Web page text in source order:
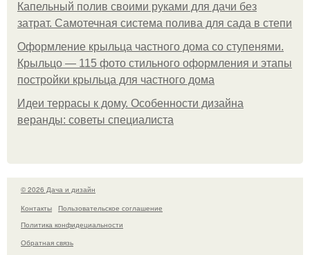
Капельный полив своими руками для дачи без
затрат. Самотечная система полива для сада в степи
Оформление крыльца частного дома со ступенями.
Крыльцо — 115 фото стильного оформления и этапы
постройки крыльца для частного дома
Идеи террасы к дому. Особенности дизайна
веранды: советы специалиста
© 2026 Дача и дизайн
Контакты
Пользовательское соглашение
Политика конфидециальности
Обратная связь